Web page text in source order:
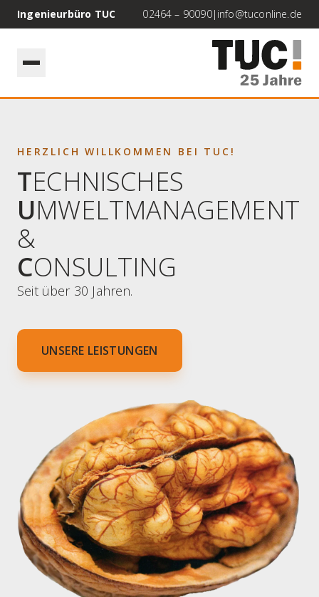
Ingenieurbüro TUC 02464 – 90090| info@tuconline.de
HERZLICH WILLKOMMEN BEI TUC!
TECHNISCHES
UMWELTMANAGEMENT
&
CONSULTING
Seit über 30 Jahren.
UNSERE LEISTUNGEN